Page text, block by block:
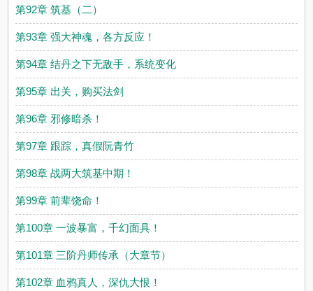
第92章 筑基（二）
第93章 强大神魂，各方反应！
第94章 结丹之下无敌手，系统变化
第95章 出关，购买法剑
第96章 邪修暗杀！
第97章 跟踪，真假阮青竹
第98章 战两大筑基中期！
第99章 前辈饶命！
第100章 一波暴富，千幻面具！
第101章 三阶丹师传承（大章节）
第102章 血鸦真人，深仇大恨！